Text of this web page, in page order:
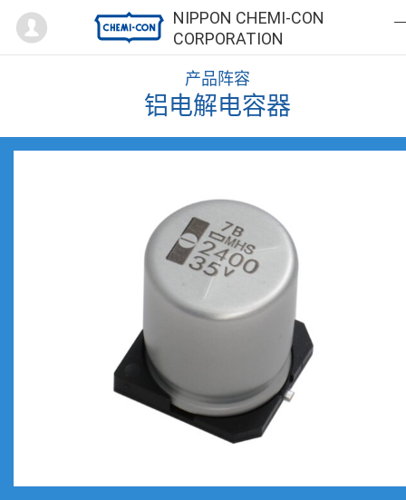
NIPPON CHEMI-CON
CORPORATION
Mypage
产品阵容
铝电解电容器